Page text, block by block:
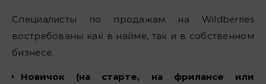
Специалисты по продажам на Wildberries
востребованы как в найме, так и в собственном
бизнесе.
Новичок (на старте, на фрилансе или